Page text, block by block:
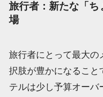
旅行者：新たな「ち
場
旅行者にとって最大の
択肢が豊かになること
テルは少し予算オーバ